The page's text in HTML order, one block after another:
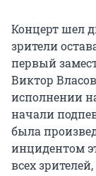
Концерт шел
зрители
первый
Виктор
исполнении
начали
была
инцидентом
всех